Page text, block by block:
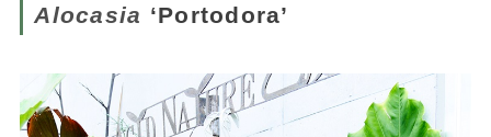
Alocasia ‘Portodora’